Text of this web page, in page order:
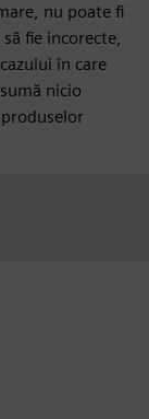
nu poate fi
fie incorecte,
în care
nicio